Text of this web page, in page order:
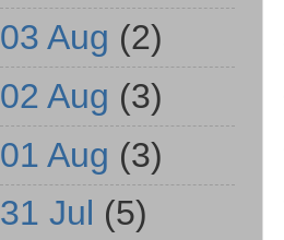
03 Aug (2)
02 Aug (3)
01 Aug (3)
31 Jul (5)